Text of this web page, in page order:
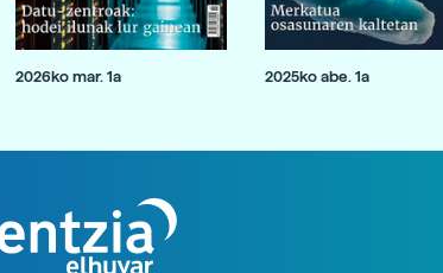
2026ko mar. 1a 2025ko abe. 1a